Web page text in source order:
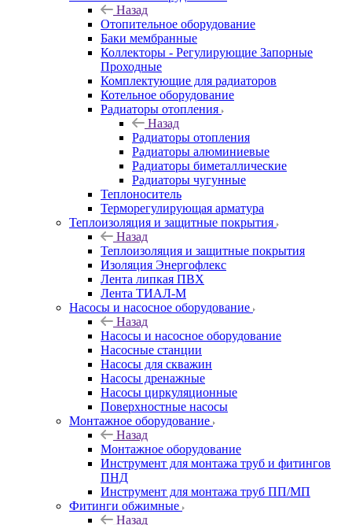
Назад
Отопительное оборудование
Баки мембранные
Коллекторы - Регулирующие Запорные
Проходные
Комплектующие для радиаторов
Котельное оборудование
Радиаторы отопления
Назад
Радиаторы отопления
Радиаторы алюминиевые
Радиаторы биметаллические
Радиаторы чугунные
Теплоноситель
Терморегулирующая арматура
Теплоизоляция и защитные покрытия
Назад
Теплоизоляция и защитные покрытия
Изоляция Энергофлекс
Лента липкая ПВХ
Лента ТИАЛ-М
Насосы и насосное оборудование
Назад
Насосы и насосное оборудование
Насосные станции
Насосы для скважин
Насосы дренажные
Насосы циркуляционные
Поверхностные насосы
Монтажное оборудование
Назад
Монтажное оборудование
Инструмент для монтажа труб и фитингов
ПНД
Инструмент для монтажа труб ПП/МП
Фитинги обжимные
Назад